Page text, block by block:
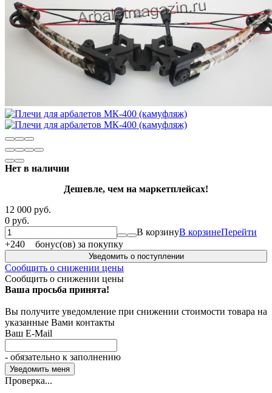
Нет в наличии
Дешевле, чем на маркетплейсах!
12 000 руб.
0 руб.
В корзинуВ корзинеПерейти
+240 бонус(ов) за покупку
Уведомить о поступлении
Сообщить о снижении цены
Сообщить о снижении цены
Ваша просьба принята!
Вы получите уведомление при снижении стоимости товара на
указанные Вами контакты
Ваш E-Mail
- обязательно к заполнению
Проверка...